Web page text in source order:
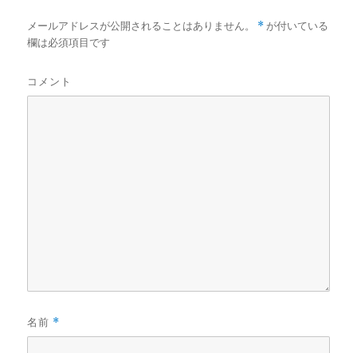
ィ
ン
ド
ウ
き
ま
す
ィ
ン
ド
ウ
す
く
だ
ウ
メールアドレスが公開されることはありません。 * が付いている
欄は必須項目です
コメント
名前 *